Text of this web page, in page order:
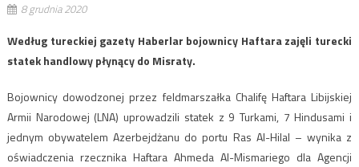
8 grudnia 2020
Według tureckiej gazety Haberlar bojownicy Haftara zajęli turecki
statek handlowy płynący do Misraty.
Bojownicy dowodzonej przez feldmarszałka Chalifę Haftara Libijskiej
Armii Narodowej (LNA) uprowadzili statek z 9 Turkami, 7 Hindusami i
jednym obywatelem Azerbejdżanu do portu Ras Al-Hilal – wynika z
oświadczenia rzecznika Haftara Ahmeda Al-Mismariego dla Agencji